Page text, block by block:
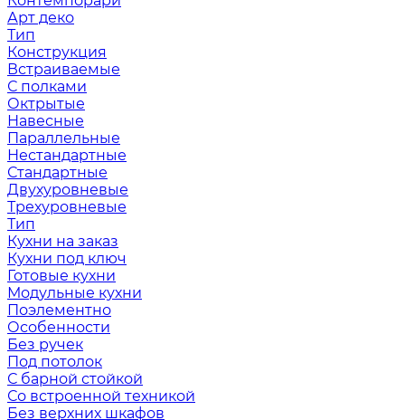
Арт деко
Тип
Конструкция
Встраиваемые
С полками
Октрытые
Навесные
Параллельные
Нестандартные
Стандартные
Двухуровневые
Трехуровневые
Тип
Кухни на заказ
Кухни под ключ
Готовые кухни
Модульные кухни
Поэлементно
Особенности
Без ручек
Под потолок
С барной стойкой
Со встроенной техникой
Без верхних шкафов